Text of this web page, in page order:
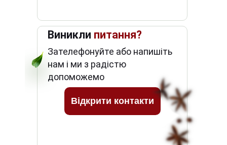
Виникли питання?
Зателефонуйте або напишіть
нам і ми з радістю
допоможемо
Відкрити контакти